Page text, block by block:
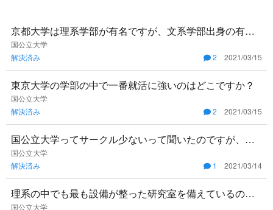
京都大学は理系学部が有名ですが、文系学部出身の有名
人は誰かいらっしゃいますか？
国公立大学
解決済み
2 2021/03/15
東京大学の学部の中で一番就活に強いのはどこですか？
国公立大学
解決済み
2 2021/03/15
国公立大学ってサークル少ないって聞いたのですが、大
体どのくらいの数ですか？
国公立大学
解決済み
1 2021/03/14
理系の中でも最も設備が整った研究室を備えているのは
国公立大学